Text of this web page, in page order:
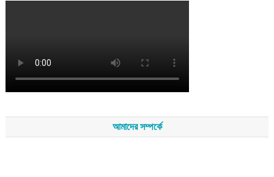
আমাদের সম্পর্কে